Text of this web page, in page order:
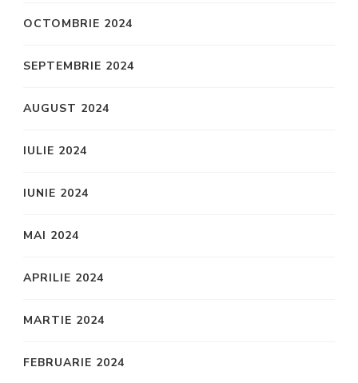
OCTOMBRIE 2024
SEPTEMBRIE 2024
AUGUST 2024
IULIE 2024
IUNIE 2024
MAI 2024
APRILIE 2024
MARTIE 2024
FEBRUARIE 2024